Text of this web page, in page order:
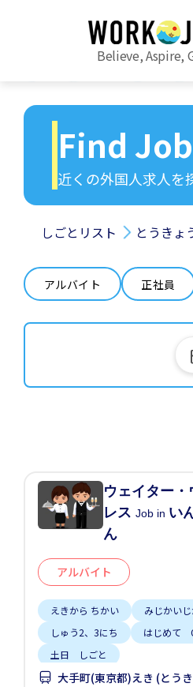
Believe, Aspire,
Find
近くの外国人求人を
しごとリスト とうきょ
アルバイト 正社員
ウェイター・
レスJob in い
ん
アルバイト
えきから ちかい
みじかい
しゅう2、3にち
はじめて
土日 しごと
大手町(東京都)えき (とう